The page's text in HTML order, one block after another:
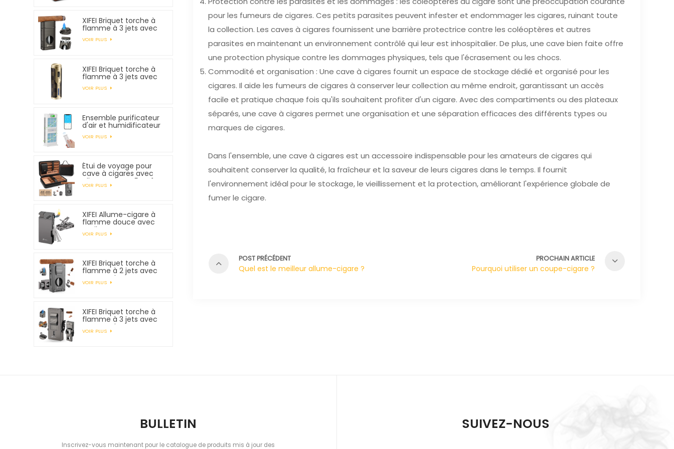
pour les fumeurs de cigares. Ces petits parasites peuvent infester et endommager les cigares, ruinant toute
la collection. Les caves à cigares fournissent une barrière protectrice contre les coléoptères et autres
parasites en maintenant un environnement contrôlé qui leur est inhospitalier. De plus, une cave bien faite offre
une protection physique contre les dommages physiques, tels que l'écrasement ou les chocs.
Commodité et organisation : Une cave à cigares fournit un espace de stockage dédié et organisé pour les
cigares. Il aide les fumeurs de cigares à conserver leur collection au même endroit, garantissant un accès
facile et pratique chaque fois qu'ils souhaitent profiter d'un cigare. Avec des compartiments ou des plateaux
séparés, une cave à cigares permet une organisation et une séparation efficaces des différents types ou
marques de cigares.
Dans l'ensemble, une cave à cigares est un accessoire indispensable pour les amateurs de cigares qui
souhaitent conserver la qualité, la fraîcheur et la saveur de leurs cigares dans le temps. Il fournit
l'environnement idéal pour le stockage, le vieillissement et la protection, améliorant l'expérience globale de
fumer le cigare.
POST PRÉCÉDENT
Quel est le meilleur allume-cigare ?
PROCHAIN ARTICLE
Pourquoi utiliser un coupe-cigare ?
XIFEI Briquet torche à
flamme à 3 jets avec
coupe-V à ressort
VOIR PLUS
XIFEI Briquet torche à
flamme à 3 jets avec
allumage électronique
VOIR PLUS
Ensemble purificateur
d'air et humidificateur
VOIR PLUS
Étui de voyage pour
cave à cigares avec
allume-cigare 5 en 1,
peut contenir 7
VOIR PLUS
XIFEI Allume-cigare à
flamme douce avec
outils pour tuyaux
VOIR PLUS
XIFEI Briquet torche à
flamme à 2 jets avec
support de
poinçonnage pour
VOIR PLUS
XIFEI Briquet torche à
flamme à 3 jets avec
support de
poinçonnage pour
VOIR PLUS
BULLETIN
Inscrivez-vous maintenant pour le catalogue de produits mis à jour des
SUIVEZ-NOUS